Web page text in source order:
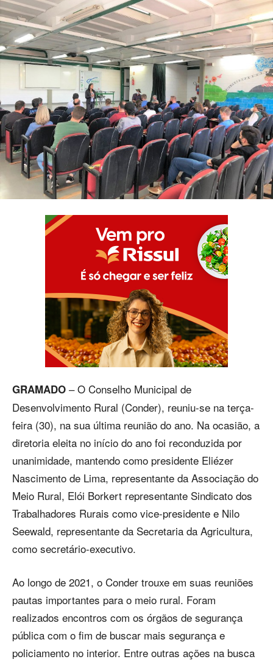
GRAMADO – O Conselho Municipal de
Desenvolvimento Rural (Conder), reuniu-se na terça-
feira (30), na sua última reunião do ano. Na ocasião, a
diretoria eleita no início do ano foi reconduzida por
unanimidade, mantendo como presidente Eliézer
Nascimento de Lima, representante da Associação do
Meio Rural, Elói Borkert representante Sindicato dos
Trabalhadores Rurais como vice-presidente e Nilo
Seewald, representante da Secretaria da Agricultura,
como secretário-executivo.
Ao longo de 2021, o Conder trouxe em suas reuniões
pautas importantes para o meio rural. Foram
realizados encontros com os órgãos de segurança
pública com o fim de buscar mais segurança e
policiamento no interior. Entre outras ações na busca